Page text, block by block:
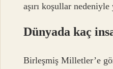
aşırı koşullar
Dünyada kaç
Birleşmiş Milletler’e